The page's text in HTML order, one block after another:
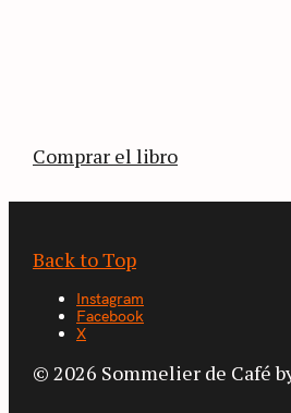
Comprar el libro
Back to Top
Instagram
Facebook
X
© 2026 Sommelier de Café